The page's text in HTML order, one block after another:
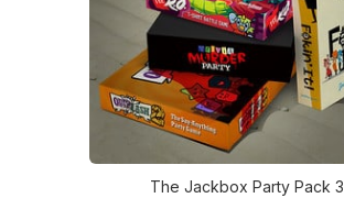
The Jackbox Party Pack 3